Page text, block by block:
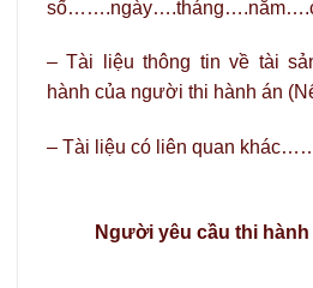
– Tài liệu thông tin về tài
hành của người thi hành án
– Tài liệu có liên quan
Người yêu cầu thi